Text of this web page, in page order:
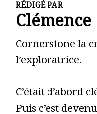
RÉDIGÉ PAR
Clémence
Cornerstone la
l’exploratrice.
C’était d’abord
Puis c’est